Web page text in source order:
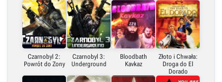
Czarnobyl 2:
Powrót do Zony
Czarnobyl 3:
Underground
Bloodbath
Kavkaz
Złoto i Chwała:
Droga do El
Dorado